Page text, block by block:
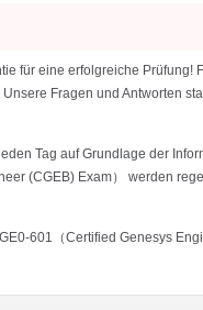
für eine erfolgreiche Prüfung!
Fragen und Antworten
Tag auf Grundlage der
(CGEB) Exam） werden
601（Certified Genesys